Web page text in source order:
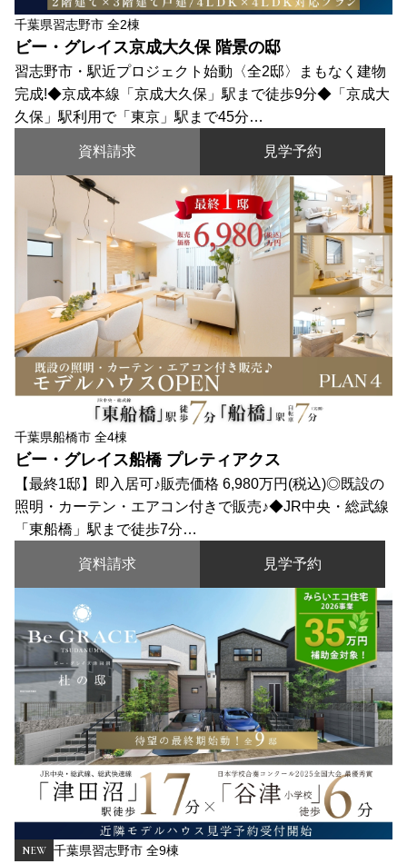
千葉県習志野市 全2棟
ビー・グレイス京成大久保 階景の邸
習志野市・駅近プロジェクト始動〈全2邸〉まもなく建物
完成!◆京成本線「京成大久保」駅まで徒歩9分◆「京成大
久保」駅利用で「東京」駅まで45分…
資料請求 見学予約
千葉県船橋市 全4棟
ビー・グレイス船橋 プレティアクス
【最終1邸】即入居可♪販売価格 6,980万円(税込)◎既設の
照明・カーテン・エアコン付きで販売♪◆JR中央・総武線
「東船橋」駅まで徒歩7分…
資料請求 見学予約
NEW 千葉県習志野市 全9棟